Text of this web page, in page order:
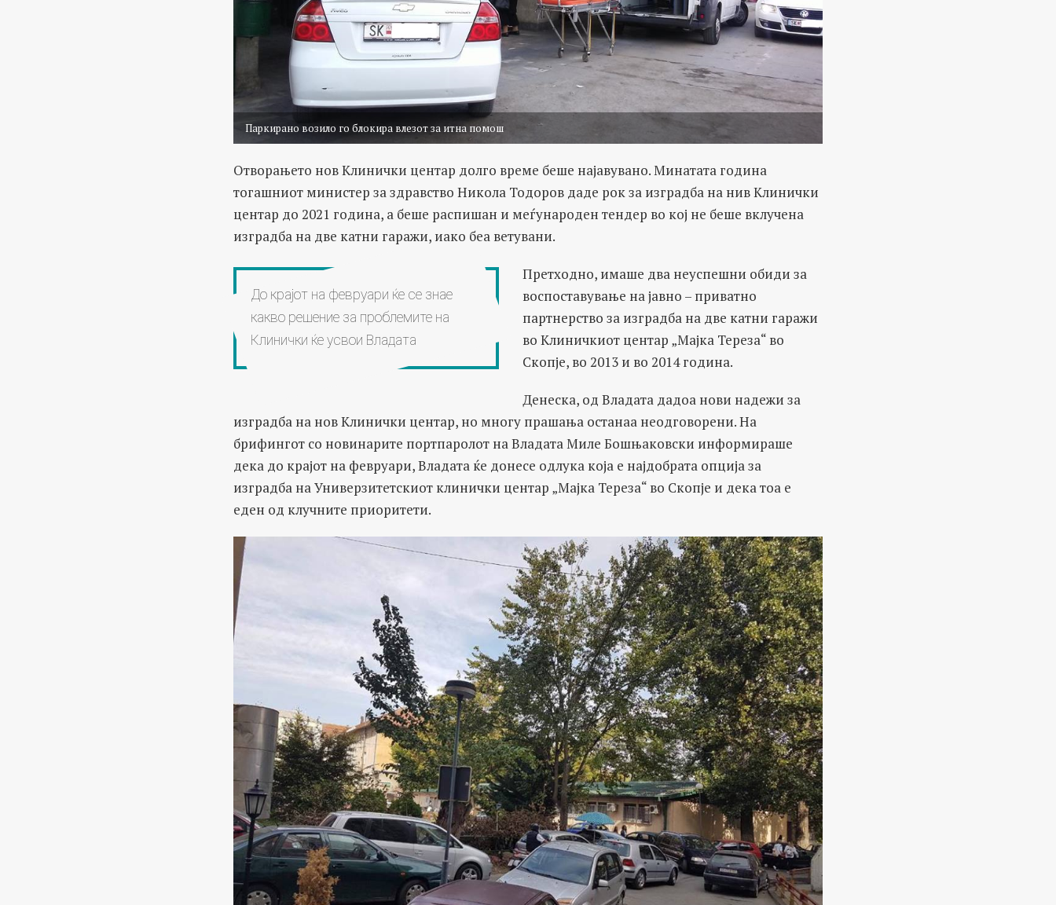
Паркирано возило го блокира влезот за итна помош
Отворањето нов Клинички центар долго време беше најавувано. Минатата година
тогашниот министер за здравство Никола Тодоров даде рок за изградба на нив Клинички
центар до 2021 година, а беше распишан и меѓународен тендер во кој не беше вклучена
изградба на две катни гаражи, иако беа ветувани.
До крајот на февруари ќе се знае
какво решение за проблемите на
Клинички ќе усвои Владата
Претходно, имаше два неуспешни обиди за
воспоставување на јавно – приватно
партнерство за изградба на две катни гаражи
во Клиничкиот центар „Мајка Тереза“ во
Скопје, во 2013 и во 2014 година.
Денеска, од Владата дадоа нови надежи за
изградба на нов Клинички центар, но многу прашања останаа неодговорени. На
брифингот со новинарите портпаролот на Владата Миле Бошњаковски информираше
дека до крајот на февруари, Владата ќе донесе одлука која е најдобрата опција за
изградба на Универзитетскиот клинички центар „Мајка Тереза“ во Скопје и дека тоа е
еден од клучните приоритети.